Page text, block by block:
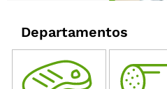
Departamentos